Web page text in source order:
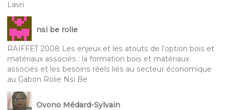
Lavri
nsi be rolie
RAIFFET 2008 Les enjeux et les atouts de l’option bois et
matériaux associés : la formation bois et matériaux
associés et les besoins réels liés au secteur économique
au Gabon Rolie Nsi Be
Ovono Médard-Sylvain